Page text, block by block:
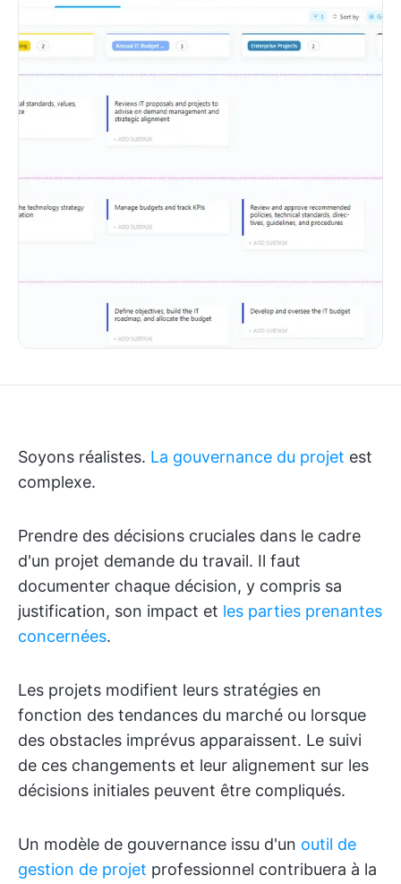
Soyons réalistes. La gouvernance du projet est
complexe.
Prendre des décisions cruciales dans le cadre
d'un projet demande du travail. Il faut
documenter chaque décision, y compris sa
justification, son impact et les parties prenantes
concernées.
Les projets modifient leurs stratégies en
fonction des tendances du marché ou lorsque
des obstacles imprévus apparaissent. Le suivi
de ces changements et leur alignement sur les
décisions initiales peuvent être compliqués.
Un modèle de gouvernance issu d'un outil de
gestion de projet professionnel contribuera à la